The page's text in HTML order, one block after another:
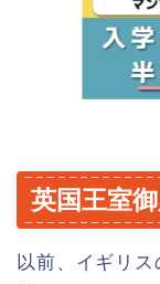
英国王室
以前、イギリ